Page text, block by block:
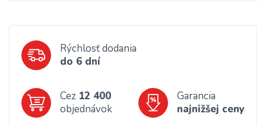
Rýchlosť dodania
do 6 dní
Cez 12 400
objednávok
Garancia
najnižšej ceny